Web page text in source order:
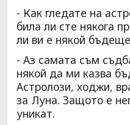
- Как гледате на
била ли сте някога
ли ви е някой
- Аз самата съм
някой да ми казва
Астролози, ходжи,
за Луна. Защото е
уникат.